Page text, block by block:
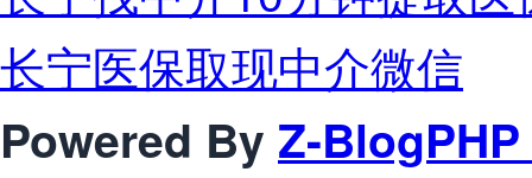
长宁医保取现中介微信
Powered By Z-